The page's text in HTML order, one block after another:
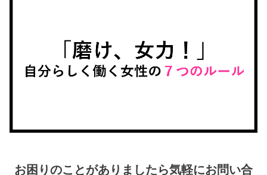
お困りのことがありましたら気軽にお問い合